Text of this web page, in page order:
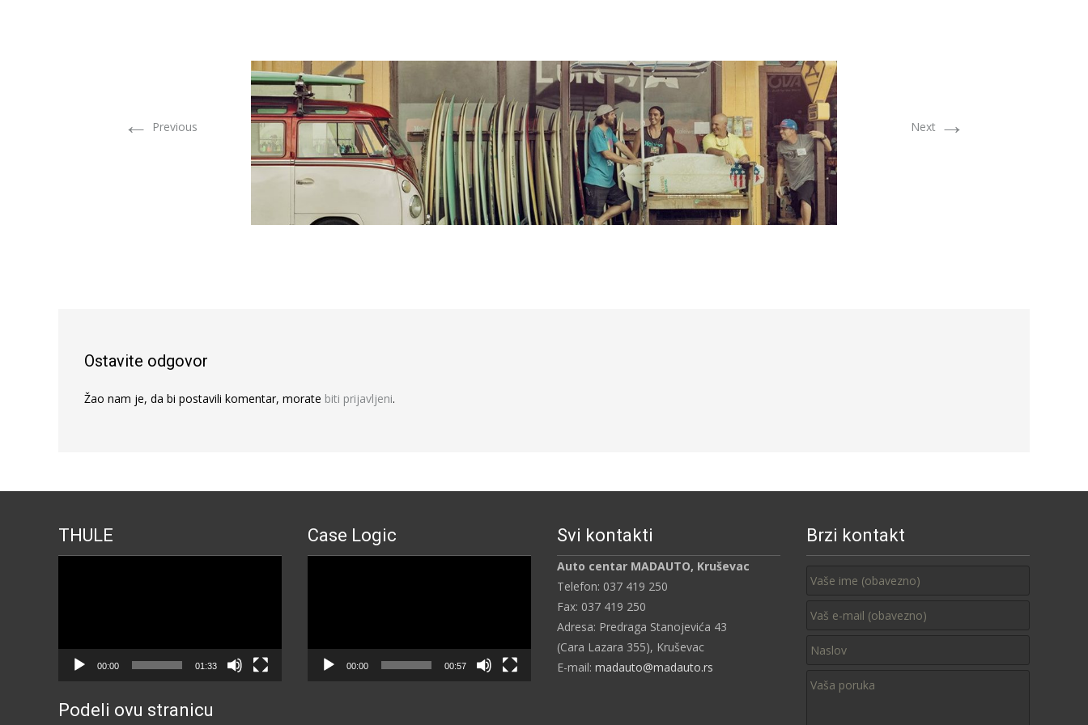
← Previous Next →
Ostavite odgovor
Žao nam je, da bi postavili komentar, morate biti prijavljeni.
THULE
00:00 01:33
Case Logic
00:00 00:57
Svi kontakti
Auto centar MADAUTO, Kruševac
Telefon: 037 419 250
Fax: 037 419 250
Adresa: Predraga Stanojevića 43
(Cara Lazara 355), Kruševac
E-mail: madauto@madauto.rs
Brzi kontakt
Podeli ovu stranicu